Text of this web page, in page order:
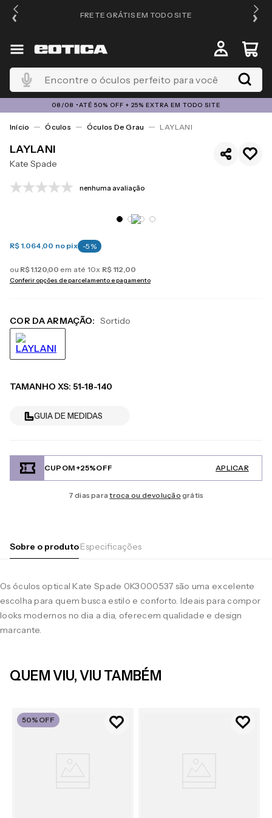
FRETE GRÁTIS EM TODO SITE
Encontre o óculos perfeito para você
08/08 •ATÉ 50% OFF + 25% EXTRA EM TODO SITE
Óculos Óculos De Grau LAYLANI
LAYLANI
Kate Spade
nenhuma avaliação
R$ 1.064,00 no pix -5 %
ou R$1.120,00 em até 10x R$ 112,00
Conferir opções de parcelamento e pagamento
COR DA ARMAÇÃO: Sortido
TAMANHO XS: 51-18-140
GUIA DE MEDIDAS
CUPOM +25%OFF APLICAR
7 dias paratroca ou devolução grátis
Sobre o produtoEspecificações
Os óculos optical Kate Spade 0K3000537 são uma excelente
escolha para quem busca estilo e conforto. Ideais para compor
looks modernos no dia a dia, oferecem qualidade e design
marcante.
QUEM VIU, VIU TAMBÉM
50% OFF